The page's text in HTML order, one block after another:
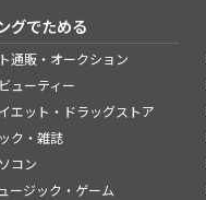
グでためる
通販・オークション
ューティー
エット・ドラッグストア
ク・雑誌
コン
ージック・ゲーム